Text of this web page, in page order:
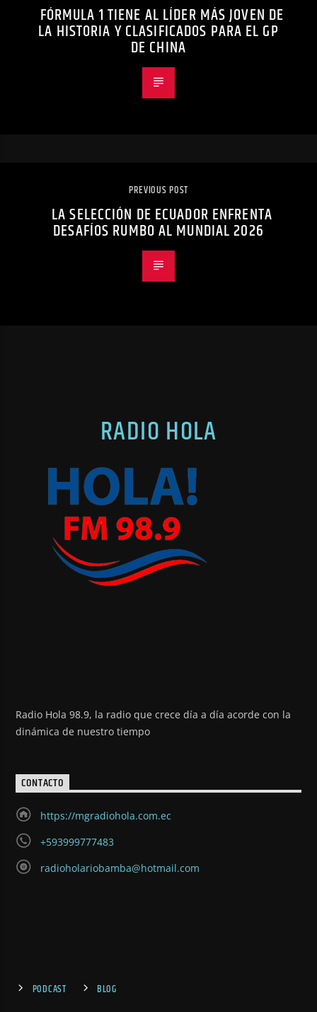
FÓRMULA 1 TIENE AL LÍDER MÁS JOVEN DE
LA HISTORIA Y CLASIFICADOS PARA EL GP
DE CHINA
PREVIOUS POST
LA SELECCIÓN DE ECUADOR ENFRENTA
DESAFÍOS RUMBO AL MUNDIAL 2026
RADIO HOLA
Radio Hola 98.9, la radio que crece día a día acorde con la
dinámica de nuestro tiempo
CONTACTO
https://mgradiohola.com.ec
+593999777483
radioholariobamba@hotmail.com
PODCAST BLOG